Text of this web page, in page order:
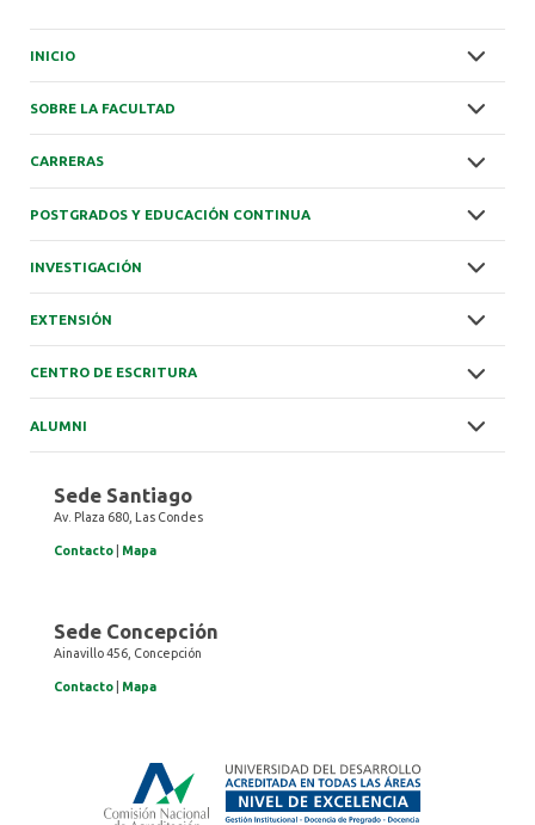
INICIO
SOBRE LA FACULTAD
CARRERAS
POSTGRADOS Y EDUCACIÓN CONTINUA
INVESTIGACIÓN
EXTENSIÓN
CENTRO DE ESCRITURA
ALUMNI
Sede Santiago
Av. Plaza 680, Las Condes
Contacto Mapa
Sede Concepción
Ainavillo 456, Concepción
Contacto Mapa